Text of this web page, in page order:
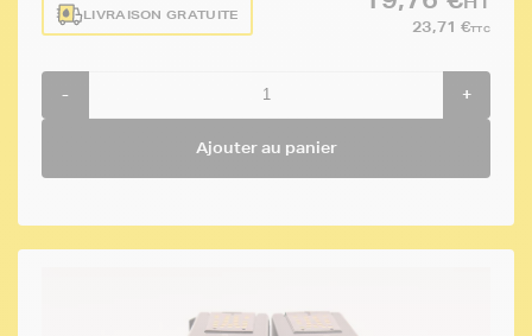
LIVRAISON GRATUITE
23,71 €TTC
- +
Ajouter au panier